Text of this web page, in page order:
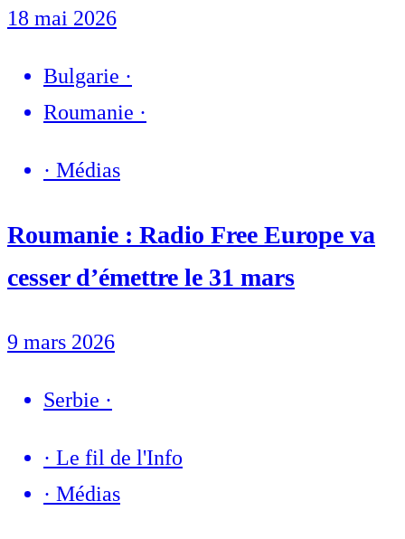
18 mai 2026
Bulgarie ·
Roumanie ·
· Médias
Roumanie : Radio Free Europe va
cesser d’émettre le 31 mars
9 mars 2026
Serbie ·
· Le fil de l'Info
· Médias